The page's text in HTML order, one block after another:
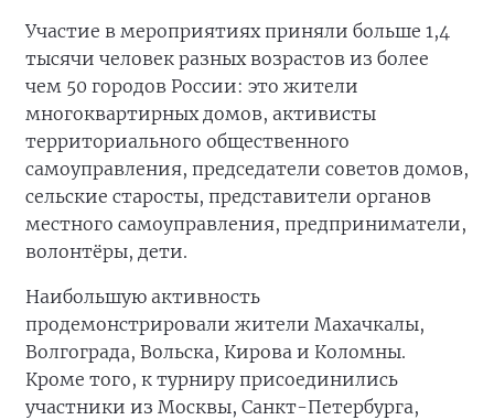
Участие в мероприятиях приняли больше 1,4
тысячи человек разных возрастов из более
чем 50 городов России: это жители
многоквартирных домов, активисты
территориального общественного
самоуправления, председатели советов домов,
сельские старосты, представители органов
местного самоуправления, предприниматели,
волонтёры, дети.
Наибольшую активность
продемонстрировали жители Махачкалы,
Волгограда, Вольска, Кирова и Коломны.
Кроме того, к турниру присоединились
участники из Москвы, Санкт-Петербурга,